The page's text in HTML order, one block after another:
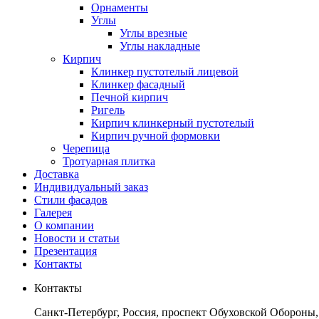
Орнаменты
Углы
Углы врезные
Углы накладные
Кирпич
Клинкер пустотелый лицевой
Клинкер фасадный
Печной кирпич
Ригель
Кирпич клинкерный пустотелый
Кирпич ручной формовки
Черепица
Тротуарная плитка
Доставка
Индивидуальный заказ
Стили фасадов
Галерея
О компании
Новости и статьи
Презентация
Контакты
Контакты
Санкт-Петербург, Россия, проспект Обуховской